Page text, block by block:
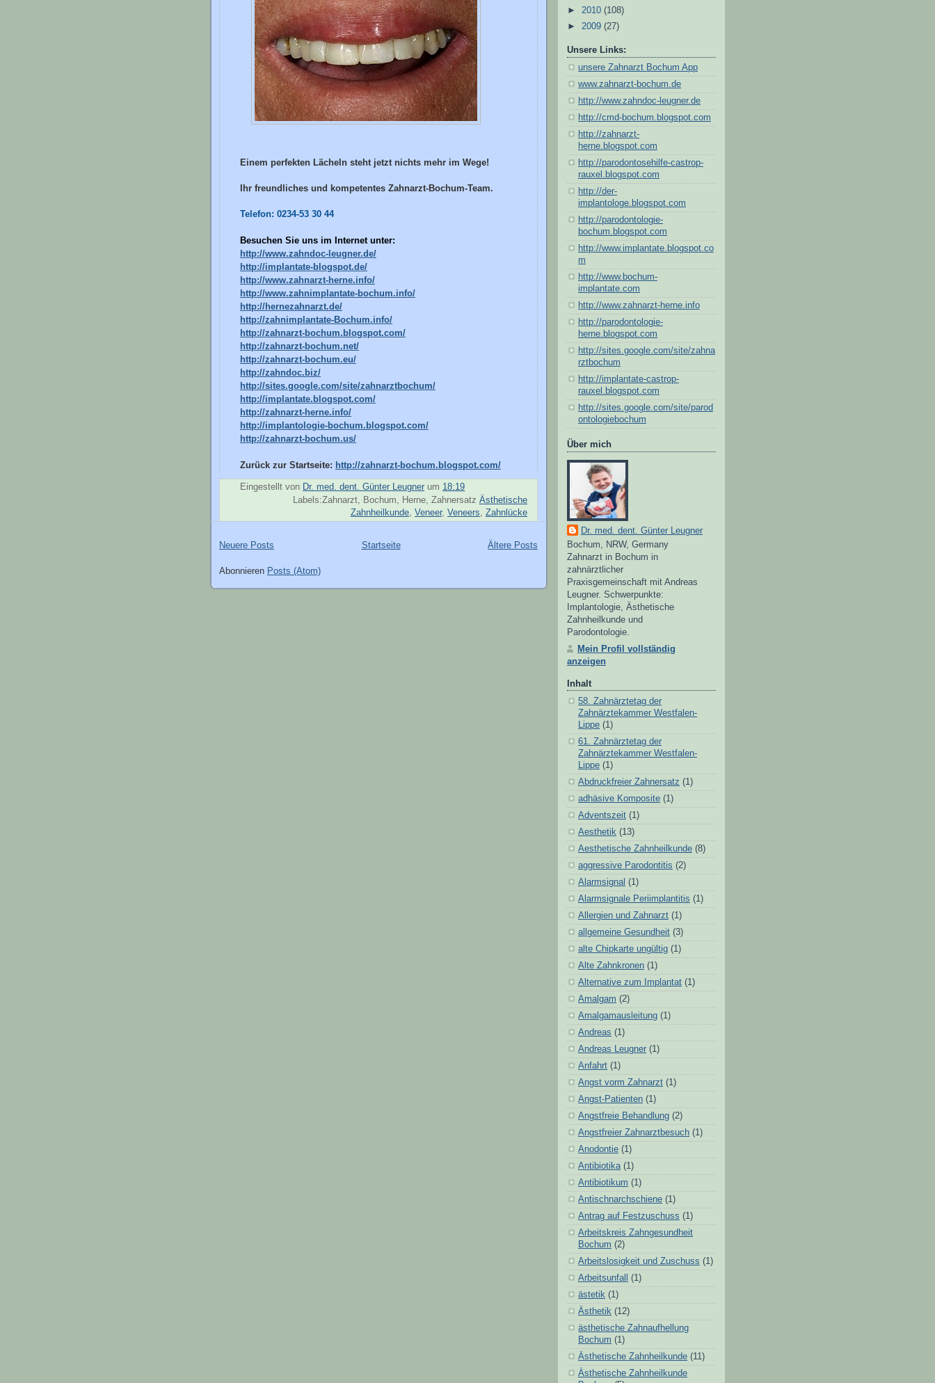
Einem perfekten Lächeln steht jetzt nichts mehr im Wege!
Ihr freundliches und kompetentes Zahnarzt-Bochum-Team.
Telefon: 0234-53 30 44
Besuchen Sie uns im Internet unter:
http://www.zahndoc-leugner.de/
http://implantate-blogspot.de/
http://www.zahnarzt-herne.info/
http://www.zahnimplantate-bochum.info/
http://hernezahnarzt.de/
http://zahnimplantate-Bochum.info/
http://zahnarzt-bochum.blogspot.com/
http://zahnarzt-bochum.net/
http://zahnarzt-bochum.eu/
http://zahndoc.biz/
http://sites.google.com/site/zahnarztbochum/
http://implantate.blogspot.com/
http://zahnarzt-herne.info/
http://implantologie-bochum.blogspot.com/
http://zahnarzt-bochum.us/
Zurück zur Startseite: http://zahnarzt-bochum.blogspot.com/
Eingestellt von Dr. med. dent. Günter Leugner um 18:19
Labels:Zahnarzt, Bochum, Herne, Zahnersatz Ästhetische
Zahnheilkunde, Veneer, Veneers, Zahnlücke
Neuere Posts Ältere Posts
Startseite
Abonnieren Posts (Atom)
► 2010 (108)
► 2009 (27)
Unsere Links:
unsere Zahnarzt Bochum App
www.zahnarzt-bochum.de
http://www.zahndoc-leugner.de
http://cmd-bochum.blogspot.com
http://zahnarzt-
herne.blogspot.com
http://parodontosehilfe-castrop-
rauxel.blogspot.com
http://der-
implantologe.blogspot.com
http://parodontologie-
bochum.blogspot.com
http://www.implantate.blogspot.co
m
http://www.bochum-
implantate.com
http://www.zahnarzt-herne.info
http://parodontologie-
herne.blogspot.com
http://sites.google.com/site/zahna
rztbochum
http://implantate-castrop-
rauxel.blogspot.com
http://sites.google.com/site/parod
ontologiebochum
Über mich
Dr. med. dent. Günter Leugner
Bochum, NRW, Germany
Zahnarzt in Bochum in
zahnärztlicher
Praxisgemeinschaft mit Andreas
Leugner. Schwerpunkte:
Implantologie, Ästhetische
Zahnheilkunde und
Parodontologie.
Mein Profil vollständig
anzeigen
Inhalt
58. Zahnärztetag der
Zahnärztekammer Westfalen-
Lippe (1)
61. Zahnärztetag der
Zahnärztekammer Westfalen-
Lippe (1)
Abdruckfreier Zahnersatz (1)
adhäsive Komposite (1)
Adventszeit (1)
Aesthetik (13)
Aesthetische Zahnheilkunde (8)
aggressive Parodontitis (2)
Alarmsignal (1)
Alarmsignale Periimplantitis (1)
Allergien und Zahnarzt (1)
allgemeine Gesundheit (3)
alte Chipkarte ungültig (1)
Alte Zahnkronen (1)
Alternative zum Implantat (1)
Amalgam (2)
Amalgamausleitung (1)
Andreas (1)
Andreas Leugner (1)
Anfahrt (1)
Angst vorm Zahnarzt (1)
Angst-Patienten (1)
Angstfreie Behandlung (2)
Angstfreier Zahnarztbesuch (1)
Anodontie (1)
Antibiotika (1)
Antibiotikum (1)
Antischnarchschiene (1)
Antrag auf Festzuschuss (1)
Arbeitskreis Zahngesundheit
Bochum (2)
Arbeitslosigkeit und Zuschuss (1)
Arbeitsunfall
(1)
ästetik (1)
Ästhetik (12)
ästhetische Zahnaufhellung
Bochum (1)
Ästhetische Zahnheilkunde (11)
Ästhetische Zahnheilkunde